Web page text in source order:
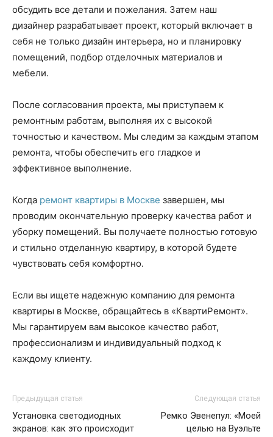
обсудить все детали и пожелания. Затем наш
дизайнер разрабатывает проект, который включает в
себя не только дизайн интерьера, но и планировку
помещений, подбор отделочных материалов и
мебели.
После согласования проекта, мы приступаем к
ремонтным работам, выполняя их с высокой
точностью и качеством. Мы следим за каждым этапом
ремонта, чтобы обеспечить его гладкое и
эффективное выполнение.
Когда ремонт квартиры в Москве завершен, мы
проводим окончательную проверку качества работ и
уборку помещений. Вы получаете полностью готовую
и стильно отделанную квартиру, в которой будете
чувствовать себя комфортно.
Если вы ищете надежную компанию для ремонта
квартиры в Москве, обращайтесь в «КвартиРемонт».
Мы гарантируем вам высокое качество работ,
профессионализм и индивидуальный подход к
каждому клиенту.
Предыдущая статья
Установка светодиодных
экранов: как это происходит
Следующая статья
Ремко Эвенепул: «Моей
целью на Вуэльте